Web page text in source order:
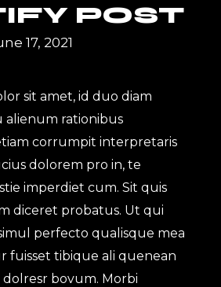
POST
17, 2021
sit amet, id duo diam
alienum rationibus
corrumpit interpretaris
dolorem pro in, te
imperdiet cum. Sit quis
diceret probatus. Ut qui
perfecto qualisque mea
fuisset tibique ali quenean
dolresr bovum. Morbi